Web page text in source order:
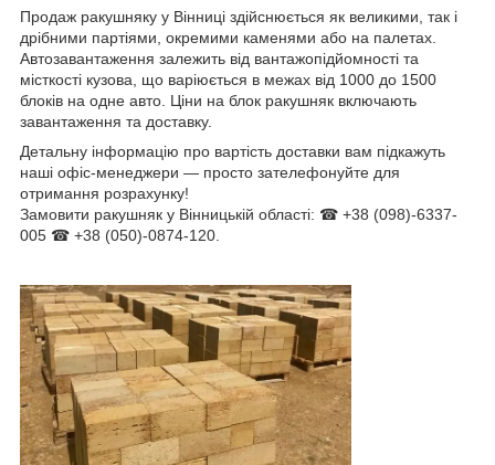
Продаж ракушняку у Вінниці здійснюється як великими, так і
дрібними партіями, окремими каменями або на палетах.
Автозавантаження залежить від вантажопідйомності та
місткості кузова, що варіюється в межах від 1000 до 1500
блоків на одне авто. Ціни на блок ракушняк включають
завантаження та доставку.
Детальну інформацію про вартість доставки вам підкажуть
наші офіс-менеджери — просто зателефонуйте для
отримання розрахунку!
Замовити ракушняк у Вінницькій області: ☎ +38 (098)-6337-
005 ☎ +38 (050)-0874-120.